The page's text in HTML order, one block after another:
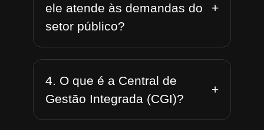
ele atende às demandas do
setor público?
+
4. O que é a Central de
Gestão Integrada (CGI)?
+